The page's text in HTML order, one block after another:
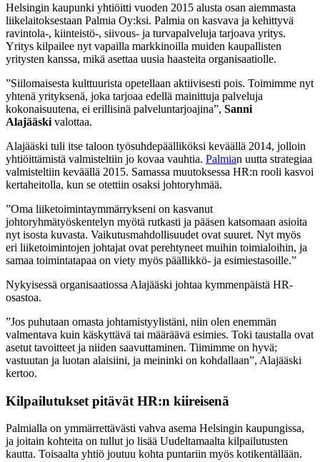
Helsingin kaupunki yhtiöitti vuoden 2015 alusta osan aiemmasta
liikelaitoksestaan Palmia Oy:ksi. Palmia on kasvava ja kehittyvä
ravintola-, kiinteistö-, siivous- ja turvapalveluja tarjoava yritys.
Yritys kilpailee nyt vapailla markkinoilla muiden kaupallisten
yritysten kanssa, mikä asettaa uusia haasteita organisaatiolle.
”Siilomaisesta kulttuurista opetellaan aktiivisesti pois. Toimimme nyt
yhtenä yrityksenä, joka tarjoaa edellä mainittuja palveluja
kokonaisuutena, ei erillisinä palveluntarjoajina”, Sanni
Alajääski valottaa.
Alajääski tuli itse taloon työsuhdepäälliköksi keväällä 2014, jolloin
yhtiöittämistä valmisteltiin jo kovaa vauhtia. Palmian uutta strategiaa
valmisteltiin keväällä 2015. Samassa muutoksessa HR:n rooli kasvoi
kertaheitolla, kun se otettiin osaksi johtoryhmää.
”Oma liiketoimintaymmärrykseni on kasvanut
johtoryhmätyöskentelyn myötä rutkasti ja pääsen katsomaan asioita
nyt isosta kuvasta. Vaikutusmahdollisuudet ovat suuret. Nyt myös
eri liiketoimintojen johtajat ovat perehtyneet muihin toimialoihin, ja
samaa toimintatapaa on viety myös päällikkö- ja esimiestasoille.”
Nykyisessä organisaatiossa Alajääski johtaa kymmenpäistä HR-
osastoa.
”Jos puhutaan omasta johtamistyylistäni, niin olen enemmän
valmentava kuin käskyttävä tai määräävä esimies. Toki taustalla ovat
asetut tavoitteet ja niiden saavuttaminen. Tiimimme on hyvä;
vastuutan ja luotan alaisiini, ja meininki on kohdallaan”, Alajääski
kertoo.
Kilpailutukset pitävät HR:n kiireisenä
Palmialla on ymmärrettävästi vahva asema Helsingin kaupungissa,
ja joitain kohteita on tullut jo lisää Uudeltamaalta kilpailutusten
kautta. Toisaalta yhtiö joutuu kohta puntariin myös kotikentällään.